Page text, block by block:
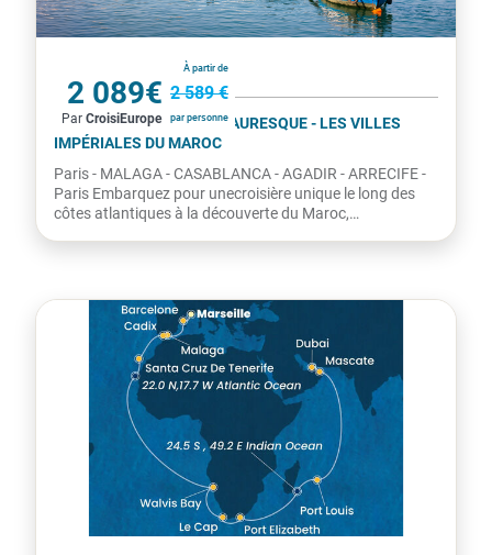
À partir de
2 089€ 2 589 €
par personne
Par CroisiEurope
SPLENDEURS DE L'ART MAURESQUE - LES VILLES
IMPÉRIALES DU MAROC
Paris - MALAGA - CASABLANCA - AGADIR - ARRECIFE -
Paris Embarquez pour unecroisière unique le long des
côtes atlantiques à la découverte du Maroc,